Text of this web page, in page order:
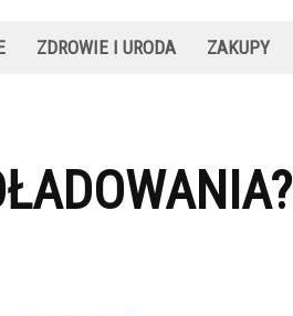
ZDROWIE I URODA ZAKUPY